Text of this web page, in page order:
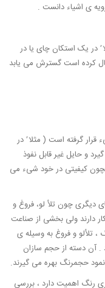
ی اشیاء دانست .
در یک استکان چای یا در
کرده است گسترش می یابد
گرفته است ( مثلا ً در
و حایل غیر قابل نفوذ
کیفیتی در خود شیء می
دیگری چون تلأ لو، فروغ و
دارند ولی بخشی از صناعت
تلألو و فروغ به وسیله ی
. آن دسته از حجم سازان
حجمرنگ بهره می گیرند.
رنگ اهمیت دارد ، بررسی